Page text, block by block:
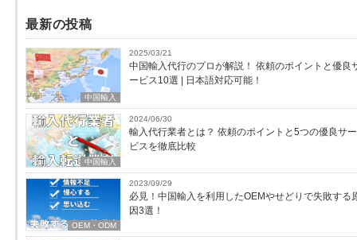
最新の投稿
中国輸入
2025/03/21
中国輸入代行のプロが解説！ 依頼のポイントと優良
ービス10選 | 日本語対応可能！
中国輸入
2024/06/30
輸入代行業者とは？ 依頼のポイントと5つの優良サー
ビスを徹底比較
OEM・ODM
2023/09/29
必見！中国輸入を利用したOEMやせどりで失敗する
因3選！